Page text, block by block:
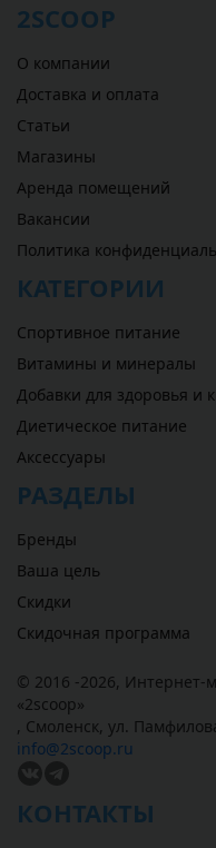
2SCOOP
О компании
Доставка и оплата
Статьи
Магазины
Аренда помещений
Вакансии
Политика
КАТЕГОРИИ
Спортивное питание
Витамины и минералы
Добавки для здоровья и
Диетическое питание
Аксессуары
РАЗДЕЛЫ
Бренды
Ваша цель
Скидки
Скидочная программа
© 2016 -2026, Интернет-
«2scoop»
, Смоленск, ул.
info@2scoop.ru
КОНТАКТЫ